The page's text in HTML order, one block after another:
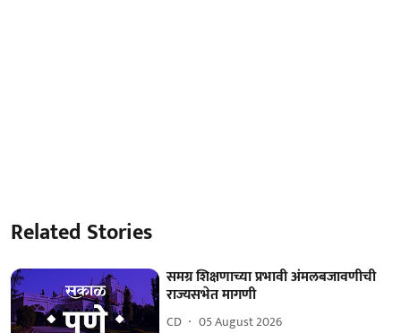
Related Stories
समग्र शिक्षणाच्या प्रभावी अंमलबजावणीची
राज्यसभेत मागणी
CD 05 August 2026